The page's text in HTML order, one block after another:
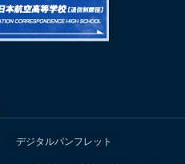
デジタルパンフレット